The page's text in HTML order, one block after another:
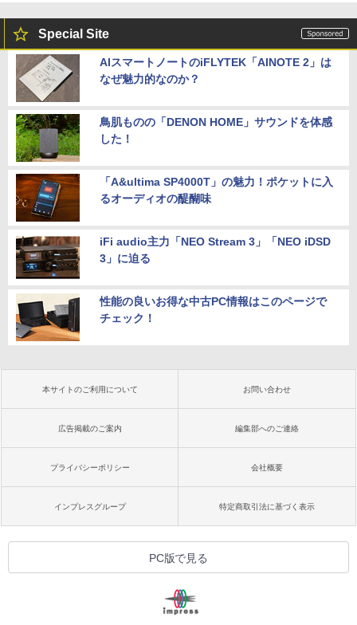
Special Site
AIスマートノートのiFLYTEK「AINOTE 2」は
なぜ魅力的なのか？
鳥肌ものの「DENON HOME」サウンドを体感
した！
「A&ultima SP4000T」の魅力！ポケットに入
るオーディオの醍醐味
iFi audio主力「NEO Stream 3」「NEO iDSD
3」に迫る
性能の良いお得な中古PC情報はこのページで
チェック！
本サイトのご利用について お問い合わせ
広告掲載のご案内 編集部へのご連絡
プライバシーポリシー 会社概要
インプレスグループ 特定商取引法に基づく表示
PC版で見る